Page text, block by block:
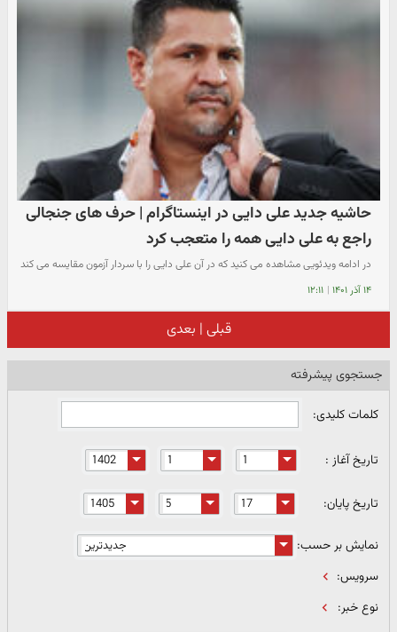
حاشیه جدید علی دایی در اینستاگرام | حرف های جنجالی
راجع به علی دایی همه را متعجب کرد
در ادامه ویدئویی مشاهده می کنید که در آن علی دایی را با سردار آزمون مقایسه می کند
۱۴ آذر ۱۴۰۱ | ۱۲:۱۱
قبلی | بعدی
جستجوی پیشرفته
کلمات کلیدی:
تاریخ آغاز :
تاریخ پایان:
نمایش بر حسب:
سرویس:
نوع خبر: